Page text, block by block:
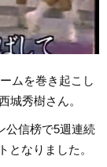
ムを巻き起こし
城秀樹さん。
公信榜で5週連続
となりました。